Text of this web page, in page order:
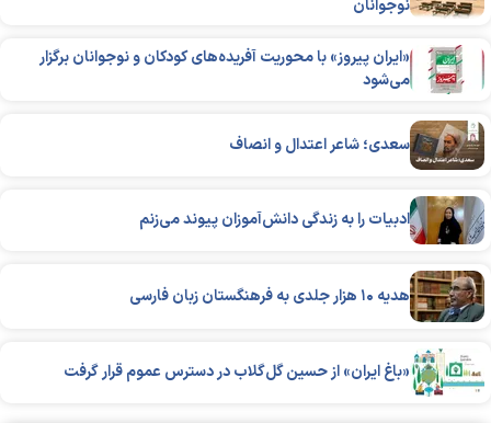
نوجوانان
«ایران پیروز» با محوریت آفریده‌های کودکان و نوجوانان برگزار
می‌شود
سعدی؛ شاعر اعتدال و انصاف
ادبیات را به زندگی دانش‌آموزان پیوند می‌زنم
هدیه ۱۰ هزار جلدی به فرهنگستان زبان فارسی
«باغ ایران» از حسین گل‌گلاب در دسترس عموم قرار گرفت